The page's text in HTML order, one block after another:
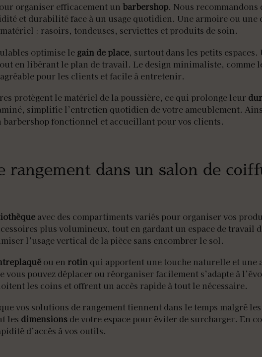
organiser efficacement un barbershop. Nous recommandons
et durabilité face à un usage quotidien. Une armoire ou une
: rasoirs, tondeuses, serviettes et produits de soin.
optimise le gain de place, surtout dans les petits
en libérant le plan de travail. Le design minimaliste, comme
pour les clients et facile à entretenir.
protègent le matériel de la poussière, ce qui prolonge leur
simplifie l’entretien quotidien de votre ameublement.
barbershop fonctionnel et accueillant pour vos clients.
rangement dans un salon de
avec des compartiments variés pour organiser vos
plus volumineux, tout en gardant un espace de travail
l’usage vertical de la pièce sans encombrer le sol.
ou en rotin qui apportent une touche naturelle et une
vous pouvez déplacer ou réorganiser facilement s’adapte à
les coins et offrent un accès rapide à tout le nécessaire.
vos solutions de rangement tiennent dans le temps malgré
les dimensions de votre espace pour éviter de surcharger. En
d’accès à vos outils.